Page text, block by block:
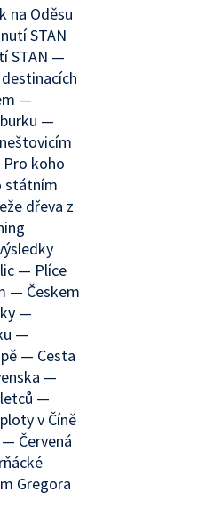
na Oděsu
STAN
STAN —
—
—
koho
státním
dřeva z
— Plíce
— Českem
—
—
— Cesta
—
—
v Číně
Červená
Gregora